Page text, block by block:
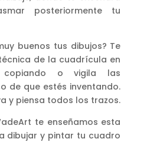
posteriormente tu
buenos tus dibujos? Te
de la cuadrícula en
o vigila las
de que estés inventando.
y piensa todos los trazos.
te enseñamos esta
dibujar y pintar tu cuadro